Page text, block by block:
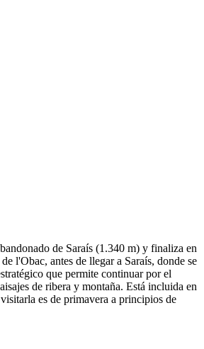
de Saraís (1.340 m) y finaliza en
l'Obac, antes de llegar a Saraís, donde se
que permite continuar por el
de ribera y montaña. Está incluida en
es de primavera a principios de